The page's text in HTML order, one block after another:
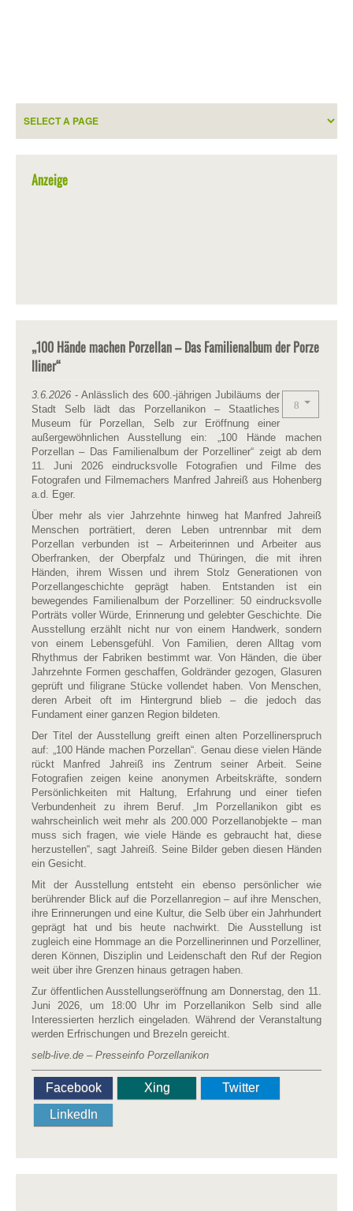
Anzeige
„100 Hände machen Porzellan – Das Familienalbum der Porze
lliner“
3.6.2026 - Anlässlich des 600.-jährigen Jubiläums der
Stadt Selb lädt das Porzellanikon – Staatliches
Museum für Porzellan, Selb zur Eröffnung einer
außergewöhnlichen Ausstellung ein: „100 Hände machen
Porzellan – Das Familienalbum der Porzelliner“ zeigt ab dem
11. Juni 2026 eindrucksvolle Fotografien und Filme des
Fotografen und Filmemachers Manfred Jahreiß aus Hohenberg
a.d. Eger.
Über mehr als vier Jahrzehnte hinweg hat Manfred Jahreiß
Menschen porträtiert, deren Leben untrennbar mit dem
Porzellan verbunden ist – Arbeiterinnen und Arbeiter aus
Oberfranken, der Oberpfalz und Thüringen, die mit ihren
Händen, ihrem Wissen und ihrem Stolz Generationen von
Porzellangeschichte geprägt haben. Entstanden ist ein
bewegendes Familienalbum der Porzelliner: 50 eindrucksvolle
Porträts voller Würde, Erinnerung und gelebter Geschichte. Die
Ausstellung erzählt nicht nur von einem Handwerk, sondern
von einem Lebensgefühl. Von Familien, deren Alltag vom
Rhythmus der Fabriken bestimmt war. Von Händen, die über
Jahrzehnte Formen geschaffen, Goldränder gezogen, Glasuren
geprüft und filigrane Stücke vollendet haben. Von Menschen,
deren Arbeit oft im Hintergrund blieb – die jedoch das
Fundament einer ganzen Region bildeten.
Der Titel der Ausstellung greift einen alten Porzellinerspruch
auf: „100 Hände machen Porzellan“. Genau diese vielen Hände
rückt Manfred Jahreiß ins Zentrum seiner Arbeit. Seine
Fotografien zeigen keine anonymen Arbeitskräfte, sondern
Persönlichkeiten mit Haltung, Erfahrung und einer tiefen
Verbundenheit zu ihrem Beruf. „Im Porzellanikon gibt es
wahrscheinlich weit mehr als 200.000 Porzellanobjekte – man
muss sich fragen, wie viele Hände es gebraucht hat, diese
herzustellen“, sagt Jahreiß. Seine Bilder geben diesen Händen
ein Gesicht.
Mit der Ausstellung entsteht ein ebenso persönlicher wie
berührender Blick auf die Porzellanregion – auf ihre Menschen,
ihre Erinnerungen und eine Kultur, die Selb über ein Jahrhundert
geprägt hat und bis heute nachwirkt. Die Ausstellung ist
zugleich eine Hommage an die Porzellinerinnen und Porzelliner,
deren Können, Disziplin und Leidenschaft den Ruf der Region
weit über ihre Grenzen hinaus getragen haben.
Zur öffentlichen Ausstellungseröffnung am Donnerstag, den 11.
Juni 2026, um 18:00 Uhr im Porzellanikon Selb sind alle
Interessierten herzlich eingeladen. Während der Veranstaltung
werden Erfrischungen und Brezeln gereicht.
selb-live.de – Presseinfo Porzellanikon
Facebook Xing
Twitter
LinkedIn